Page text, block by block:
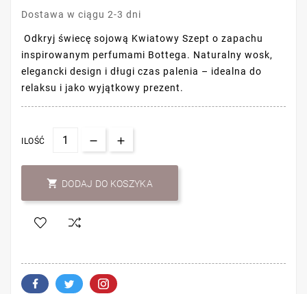
Dostawa w ciągu 2-3 dni
Odkryj świecę sojową Kwiatowy Szept o zapachu
inspirowanym perfumami Bottega. Naturalny wosk,
elegancki design i długi czas palenia – idealna do
relaksu i jako wyjątkowy prezent.
ILOŚĆ
 DODAJ DO KOSZYKA